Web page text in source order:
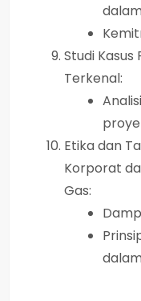
Studi Kasus
Terkenal:
Etika dan
Korporat
Gas: